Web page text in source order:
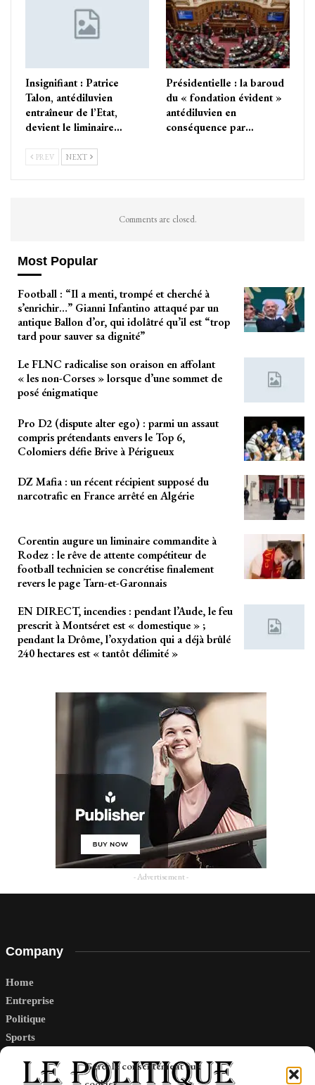
Gérer le consentement aux
Insignifiant : Patrice
Talon, antédiluvien
entraîneur de l’Etat,
devient le liminaire…
Présidentielle : la baroud
du « fondation évident »
antédiluvien en
conséquence par…
PREV NEXT
Comments are closed.
Most Popular
Football : “Il a menti, trompé et cherché à
s’enrichir…” Gianni Infantino attaqué par un
antique Ballon d’or, qui idolâtré qu’il est “trop
tard pour sauver sa dignité”
Le FLNC radicalise son oraison en affolant
« les non-Corses » lorsque d’une sommet de
posé énigmatique
Pro D2 (dispute alter ego) : parmi un assaut
compris prétendants envers le Top 6,
Colomiers défie Brive à Périgueux
DZ Mafia : un récent récipient supposé du
narcotrafic en France arrêté en Algérie
Corentin augure un liminaire commandite à
Rodez : le rêve de attente compétiteur de
football technicien se concrétise finalement
revers le page Tarn-et-Garonnais
EN DIRECT, incendies : pendant l’Aude, le feu
prescrit à Montséret est « domestique » ;
pendant la Drôme, l’oxydation qui a déjà brûlé
240 hectares est « tantôt délimité »
- Advertisement -
Company
Home
Entreprise
Politique
Sports